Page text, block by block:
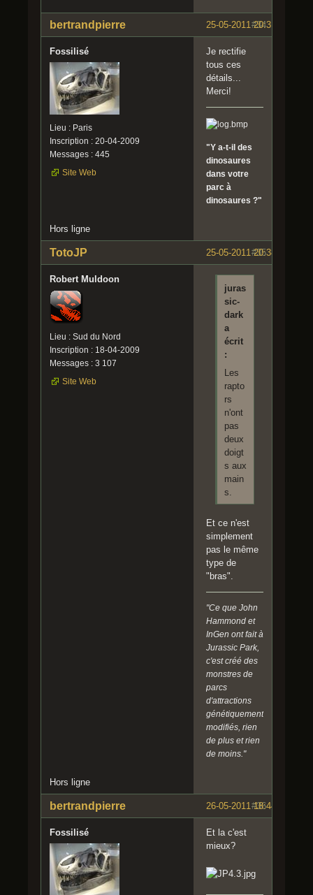
#34
25-05-2011 20:31:31
bertrandpierre
Fossilisé
Lieu : Paris
Inscription : 20-04-2009
Messages : 445
Site Web
Je rectifie
tous ces
détails...
Merci!
"Y a-t-il des
dinosaures
dans votre
parc à
dinosaures ?"
Hors ligne
#35
25-05-2011 20:38:48
TotoJP
Robert Muldoon
Lieu : Sud du Nord
Inscription : 18-04-2009
Messages : 3 107
Site Web
juras
sic-
dark
a
écrit
:
Les
rapto
rs
n'ont
pas
deux
doigt
s aux
main
s.
Et ce n'est
simplement
pas le même
type de
"bras".
"Ce que John
Hammond et
InGen ont fait à
Jurassic Park,
c'est créé des
monstres de
parcs
d'attractions
génétiquement
modifiés, rien
de plus et rien
de moins."
Hors ligne
#36
26-05-2011 18:44:59
bertrandpierre
Fossilisé
Et la c'est
mieux?